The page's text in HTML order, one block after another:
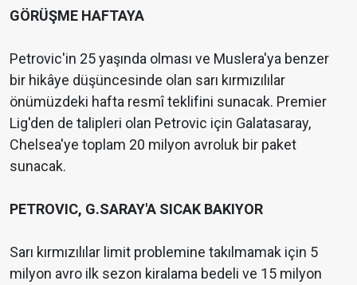
GÖRÜŞME HAFTAYA
Petrovic'in 25 yaşında olması ve Muslera'ya benzer
bir hikâye düşüncesinde olan sarı kırmızılılar
önümüzdeki hafta resmî teklifini sunacak. Premier
Lig'den de talipleri olan Petrovic için Galatasaray,
Chelsea'ye toplam 20 milyon avroluk bir paket
sunacak.
PETROVIC, G.SARAY'A SICAK BAKIYOR
Sarı kırmızılılar limit problemine takılmamak için 5
milyon avro ilk sezon kiralama bedeli ve 15 milyon